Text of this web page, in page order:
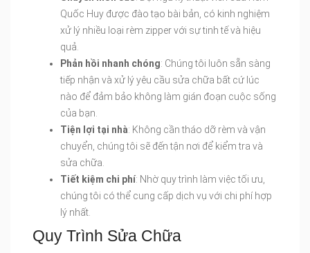
Quốc Huy được đào tạo bài bản, có kinh nghiệm
xử lý nhiều loại rèm zipper với sự tinh tế và hiệu
quả.
Phản hồi nhanh chóng: Chúng tôi luôn sẵn sàng
tiếp nhận và xử lý yêu cầu sửa chữa bất cứ lúc
nào để đảm bảo không làm gián đoạn cuộc sống
của bạn.
Tiện lợi tại nhà: Không cần tháo dỡ rèm và vận
chuyển, chúng tôi sẽ đến tận nơi để kiểm tra và
sửa chữa.
Tiết kiệm chi phí: Nhờ quy trình làm việc tối ưu,
chúng tôi có thể cung cấp dịch vụ với chi phí hợp
lý nhất.
Quy Trình Sửa Chữa